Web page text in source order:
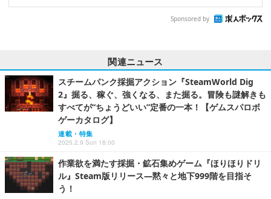
Sponsored by
関連ニュース
スチームパンク採掘アクション『SteamWorld Dig
2』掘る、稼ぐ、強くなる、また掘る。冒険も謎解きも
すべてが“ちょうどいい”定番の一本！【ゲムスパロボ
ゲーカタログ】
連載・特集
2025.2.9 Sun 18:00
作業欲を満たす採掘・鉱石集めゲーム『ほりほりドリ
ル』Steam版リリース―黙々と地下999階を目指そ
う！